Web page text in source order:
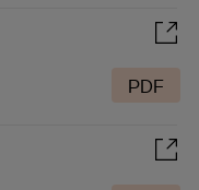
PDF